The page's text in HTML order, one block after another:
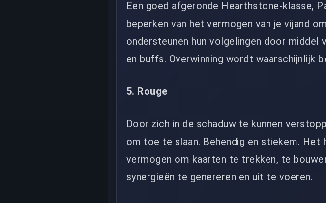
Een goed afgeronde Hearthstone-klasse,
beperken van het vermogen van je vijand
ondersteunen hun volgelingen door middel
en buffs. Overwinning wordt waarschijnlijk
5. Rouge
Door zich in de schaduw te kunnen
om toe te slaan. Behendig en stiekem. Het
vermogen om kaarten te trekken, te
synergieën te genereren en uit te voeren.